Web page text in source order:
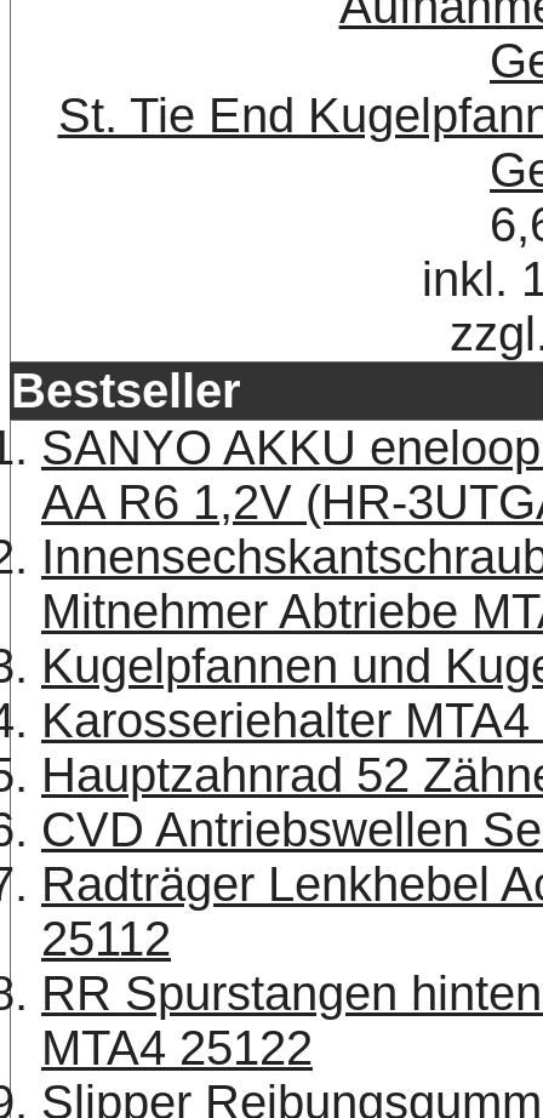
St. Tie End
inkl.
Bestseller
SANYO AKKU
AA R6 1,2V (HR-
Mitnehmer Abtriebe
Kugelpfannen und
Karosseriehalter
Hauptzahnrad 52
CVD Antriebswellen
Radträger Lenkhebel
25112
RR Spurstangen
MTA4 25122
Slipper